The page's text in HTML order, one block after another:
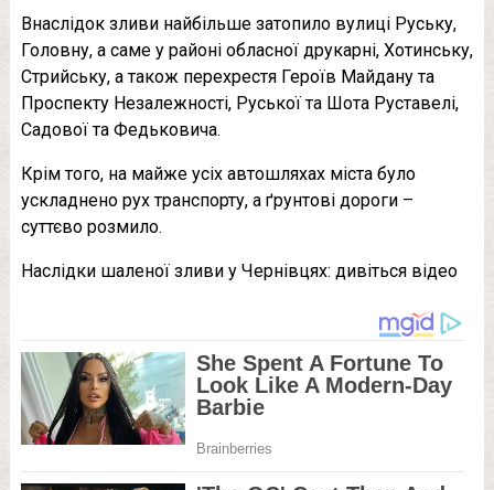
Внаслідок зливи найбільше затопило вулиці Руську,
Головну, а саме у районі обласної друкарні, Хотинську,
Стрийську, а також перехрестя Героїв Майдану та
Проспекту Незалежності, Руської та Шота Руставелі,
Садової та Федьковича.
Крім того, на майже усіх автошляхах міста було
ускладнено рух транспорту, а ґрунтові дороги –
суттєво розмило.
Наслідки шаленої зливи у Чернівцях: дивіться відео